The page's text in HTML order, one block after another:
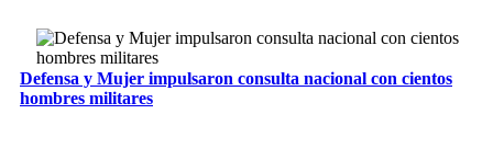
Defensa y Mujer impulsaron consulta nacional con cientos
hombres militares